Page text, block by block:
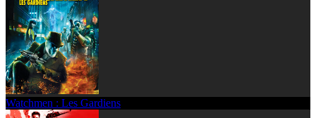
Watchmen : Les Gardiens